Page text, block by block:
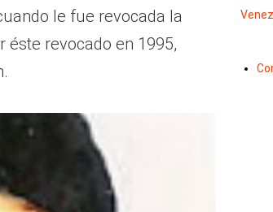
le fue revocada la
éste revocado en 1995,